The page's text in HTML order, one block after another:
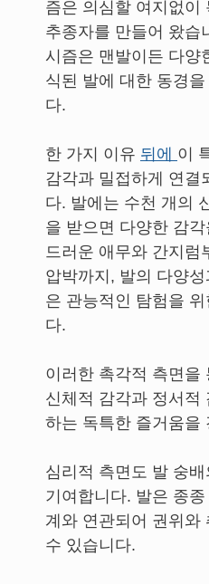
즘은 의심할 여지없이
추종자를 만들어 왔습
시즘은 맨발이든 다양
식된 발에 대한 동경
다.
한 가지 이유 뒤에 이
감각과 밀접하게 연결
다. 발에는 수천 개의
을 받으면 다양한 감
드러운 애무와 간지럼
압박까지, 발의 다양
은 관능적인 탐험을
다.
이러한 촉각적 측면을
신체적 감각과 정서적
하는 독특한 즐거움을
심리적 측면도 발 숭배
기여합니다. 발은 종
계와 연관되어 권위와
수 있습니다.